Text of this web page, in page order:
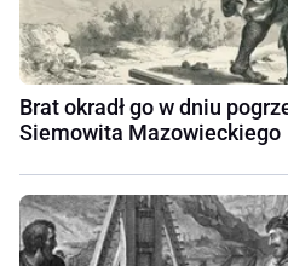
Brat okradł go w dniu
Siemowita Mazowieckiego